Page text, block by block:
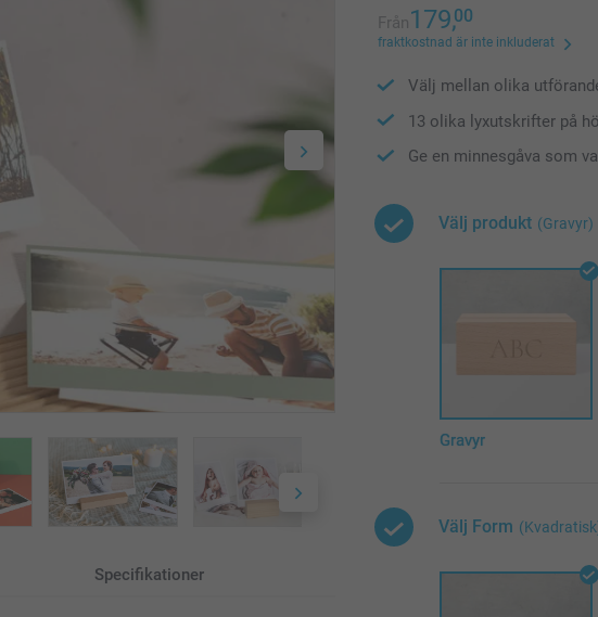
Specifikationer
Från179,00
fraktkostnad är inte inkluderat
Välj mellan olika
13 olika lyxutskrifter på
Ge en minnesgåva som
Välj produkt (Gravyr)
Gravyr
Välj Form